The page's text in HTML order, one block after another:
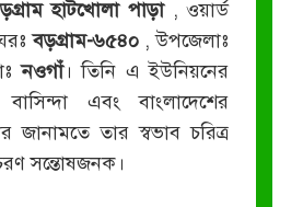
হাটখোলা পাড়া , ওয়ার্ড
বড়গ্রাম-৬৫৪০ , উপজেলাঃ
নওগাঁ। তিনি এ ইউনিয়নের
এবং বাংলাদেশের
জানামতে তার স্বভাব চরিত্র
সন্তোষজনক।